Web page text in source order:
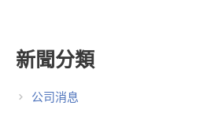
新聞分類
公司消息